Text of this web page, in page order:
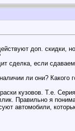
доп.
сделка, если
ли они? Какого
кузовов. Т.е.
Правильно я
автомобили,